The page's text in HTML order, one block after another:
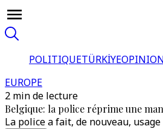
POLITIQUETÜRKİYE
EUROPE
2 min de lecture
Belgique: la police réprime une
La police a fait, de nouveau,